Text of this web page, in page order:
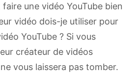
une vidéo YouTube bien
vidéo dois-je utiliser pour
YouTube ? Si vous
créateur de vidéos
vous laissera pas tomber.